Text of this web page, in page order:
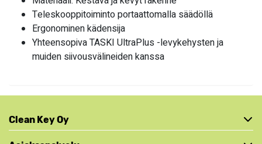
Teleskooppitoiminto portaattomalla säädöllä
Ergonominen kädensija
Yhteensopiva TASKI UltraPlus -levykehysten ja
muiden siivousvälineiden kanssa
Clean Key Oy